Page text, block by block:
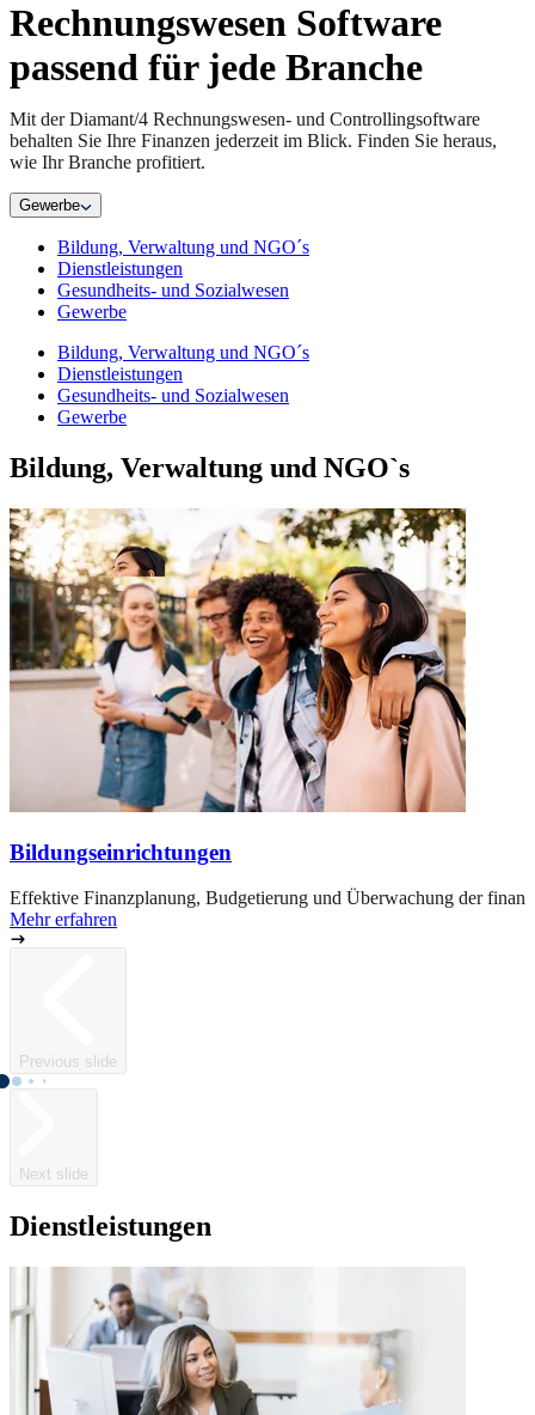
Rechnungswesen Software
passend für jede Branche
Mit der Diamant/4 Rechnungswesen- und Controllingsoftware
behalten Sie Ihre Finanzen jederzeit im Blick. Finden Sie heraus,
wie Ihr Branche profitiert.
Gewerbe
Bildung, Verwaltung und NGO´s
Dienstleistungen
Gesundheits- und Sozialwesen
Gewerbe
Bildung, Verwaltung und NGO´s
Dienstleistungen
Gesundheits- und Sozialwesen
Gewerbe
Bildung, Verwaltung und NGO`s
Bildungseinrichtungen
Effektive Finanzplanung, Budgetierung und Überwachung der
Mehr erfahren
Previous slide
Next slide
Dienstleistungen